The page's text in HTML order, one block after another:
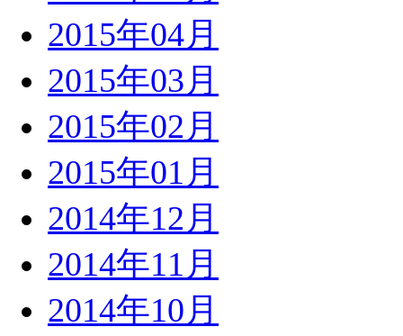
2015年04月
2015年03月
2015年02月
2015年01月
2014年12月
2014年11月
2014年10月